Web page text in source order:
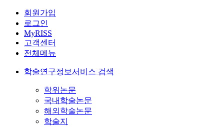
회원가입
로그인
MyRISS
고객센터
전체메뉴
학술연구정보서비스 검색
학위논문
국내학술논문
해외학술논문
학술지